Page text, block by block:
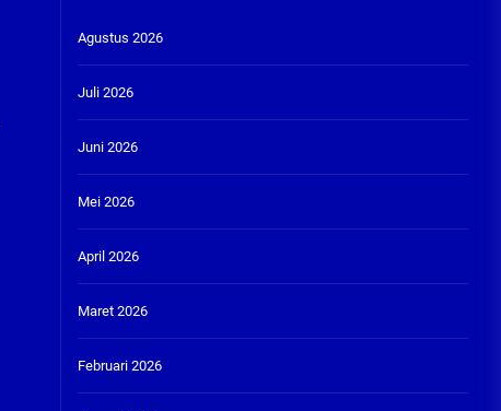
Agustus 2026
Juli 2026
Juni 2026
Mei 2026
April 2026
Maret 2026
Februari 2026